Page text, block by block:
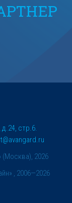
2026
стр.6.
, 2006—2026